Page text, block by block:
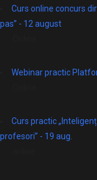
Curs online concurs
pas” - 12 august
Webinar practic
Curs practic
profesori” - 19 aug.